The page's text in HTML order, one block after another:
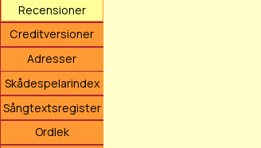
Recensioner
Creditversioner
Adresser
Skådespelarindex
Sångtextsregister
Ordlek